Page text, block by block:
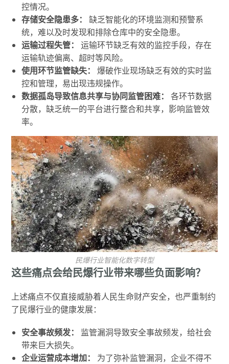
控情况。
存储安全隐患多：
缺乏智能化的环境监测和预警系
统，难以及时发现和排除仓库中的安全隐患。
运输过程失管：
运输环节缺乏有效的监控手段，存在
运输轨迹偏离、超时等风险。
使用环节监管缺失：
爆破作业现场缺乏有效的实时监
控和管理，易出现违规操作。
数据孤岛导致信息共享与协同监管困难：
各环节数据
分散，缺乏统一的平台进行整合和共享，影响监管效
率。
民爆行业智能化数字转型
这些痛点会给民爆行业带来哪些负面影响？
上述痛点不仅直接威胁着人民生命财产安全，也严重制约
了民爆行业的健康发展：
安全事故频发：
监管漏洞导致安全事故频发，给社会
带来巨大损失。
企业运营成本增加：
为了弥补监管漏洞，企业不得不